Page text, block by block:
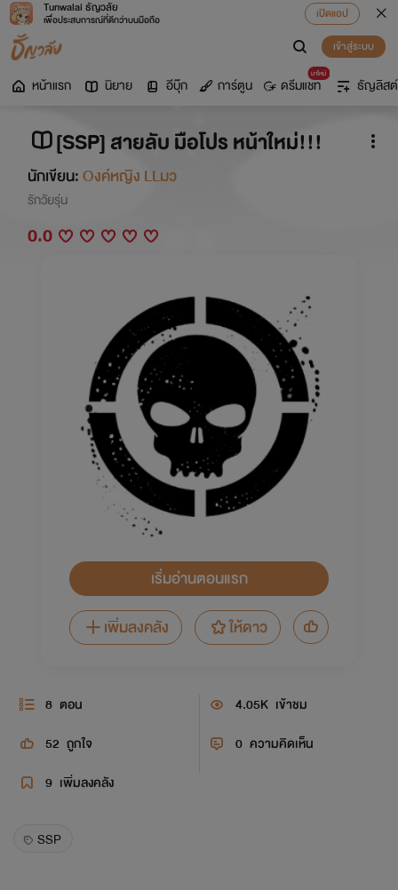
Tunwalai ธัญวลัย
เพื่อประสบการณ์ที่ดีกว่าบนมือถือ
เปิดแอป
เข้าสู่ระบบ
หน้าแรก นิยาย อีบุ๊ก การ์ตูน
มาใหม่
ดรีมแชท ธัญลิสต์
[SSP] สายลับ มือโปร หน้าใหม่!!!
นักเขียน:Oงค์หญิง LLมว
รักวัยรุ่น
0.0
เริ่มอ่านตอนแรก
เพิ่มลงคลัง
ให้ดาว
8 ตอน 4.05K เข้าชม
52 ถูกใจ 0 ความคิดเห็น
9 เพิ่มลงคลัง
SSP